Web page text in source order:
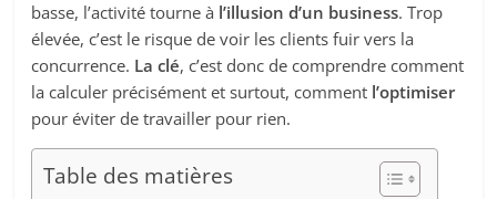
basse, l’activité tourne à l’illusion d’un business. Trop
élevée, c’est le risque de voir les clients fuir vers la
concurrence. La clé, c’est donc de comprendre comment
la calculer précisément et surtout, comment l’optimiser
pour éviter de travailler pour rien.
Table des matières